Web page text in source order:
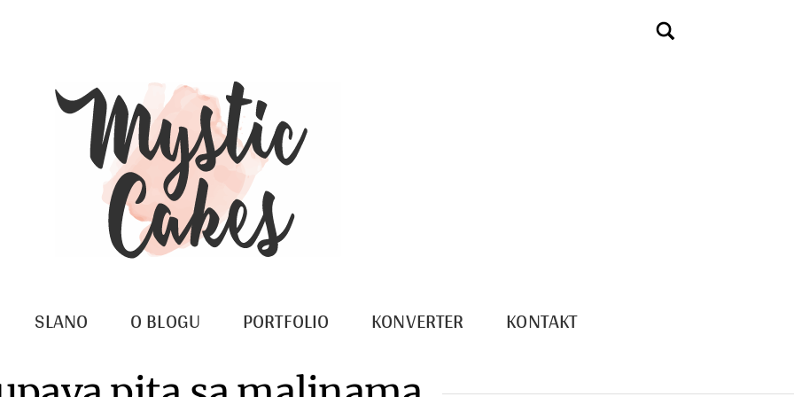
SLANO O BLOGU PORTFOLIO KONVERTER KONTAKT